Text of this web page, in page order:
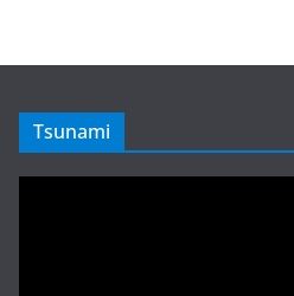
Tsunami